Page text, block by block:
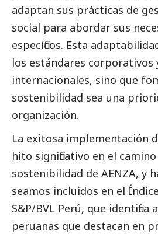
adaptan sus prácticas de
social para abordar sus
específicos. Esta
los estándares corporativos
internacionales, sino que
sostenibilidad sea una
organización.
La exitosa implementación
hito significativo en el
sostenibilidad de AENZA, y
seamos incluidos en el
S&P/BVL Perú, que identifica
peruanas que destacan en